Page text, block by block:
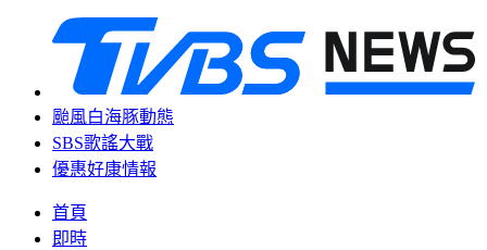
颱風白海豚動態
SBS歌謠大戰
優惠好康情報
首頁
即時